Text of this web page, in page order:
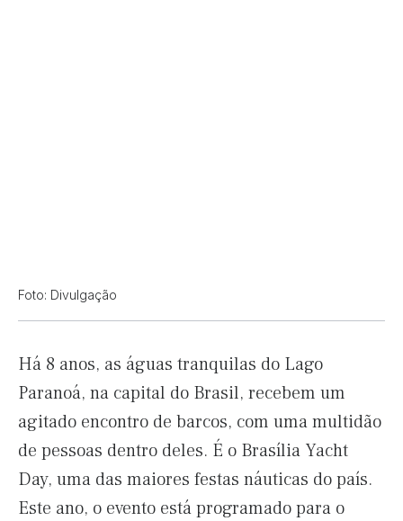
Foto: Divulgação
Há 8 anos, as águas tranquilas do Lago
Paranoá, na capital do Brasil, recebem um
agitado encontro de barcos, com uma multidão
de pessoas dentro deles. É o Brasília Yacht
Day, uma das maiores festas náuticas do país.
Este ano, o evento está programado para o